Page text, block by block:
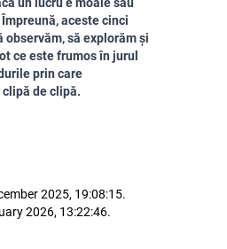
aceste cinci
să explorăm și
ce este frumos în jurul
prin care
de clipă.
2025, 19:08:15.
2026, 13:22:46.